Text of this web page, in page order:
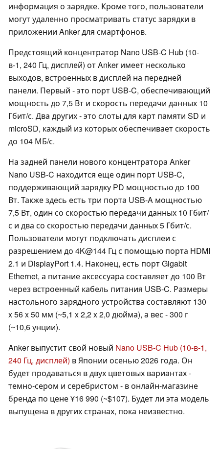
информация о зарядке. Кроме того, пользователи
могут удаленно просматривать статус зарядки в
приложении Anker для смартфонов.
Предстоящий концентратор Nano USB-C Hub (10-
в-1, 240 Гц, дисплей) от Anker имеет несколько
выходов, встроенных в дисплей на передней
панели. Первый - это порт USB-C, обеспечивающий
мощность до 7,5 Вт и скорость передачи данных 10
Гбит/с. Два других - это слоты для карт памяти SD и
microSD, каждый из которых обеспечивает скорость
до 104 МБ/с.
На задней панели нового концентратора Anker
Nano USB-C находится еще один порт USB-C,
поддерживающий зарядку PD мощностью до 100
Вт. Также здесь есть три порта USB-A мощностью
7,5 Вт, один со скоростью передачи данных 10 Гбит/
с и два со скоростью передачи данных 5 Гбит/с.
Пользователи могут подключать дисплеи с
разрешением до 4K@144 Гц с помощью порта HDMI
2.1 и DisplayPort 1.4. Наконец, есть порт Gigabit
Ethernet, а питание аксессуара составляет до 100 Вт
через встроенный кабель питания USB-C. Размеры
настольного зарядного устройства составляют 130
x 56 x 50 мм (~5,1 x 2,2 x 2,0 дюйма), а вес - 300 г
(~10,6 унции).
Anker выпустит свой новый Nano USB-C Hub (10-в-1,
240 Гц, дисплей) в Японии осенью 2026 года. Он
будет продаваться в двух цветовых вариантах -
темно-сером и серебристом - в онлайн-магазине
бренда по цене ¥16 990 (~$107). Будет ли эта модель
выпущена в других странах, пока неизвестно.